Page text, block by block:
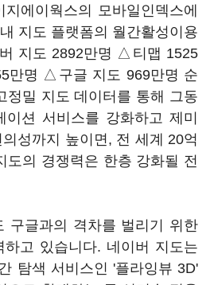
에이웍스의 모바일인덱스에
지도 플랫폼의 월간활성이용
지도 2892만명 △티맵 1525
만명 △구글 지도 969만명 순
정밀 지도 데이터를 통해 그동
션 서비스를 강화하고 제미
성까지 높이면, 전 세계 20억
도의 경쟁력은 한층 강화될 전
구글과의 격차를 벌리기 위한
고 있습니다. 네이버 지도는
탐색 서비스인 '플라잉뷰 3D'